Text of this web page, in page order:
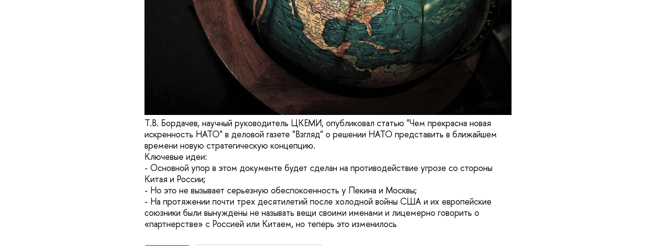
Т.В. Бордачев, научный руководитель ЦКЕМИ, опубликовал статью "Чем прекрасна новая
искренность НАТО" в деловой газете "Взгляд" о решении НАТО представить в ближайшем
времени новую стратегическую концепцию.
Ключевые идеи:
- Основной упор в этом документе будет сделан на противодействие угрозе со стороны
Китая и России;
- Но это не вызывает серьезную обеспокоенность у Пекина и Москвы;
- На протяжении почти трех десятилетий после холодной войны США и их европейские
союзники были вынуждены не называть вещи своими именами и лицемерно говорить о
«партнерстве» с Россией или Китаем, но теперь это изменилось